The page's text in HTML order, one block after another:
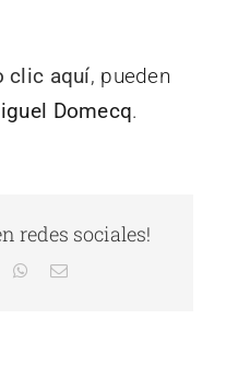
clic aquí, pueden
Domecq.
redes sociales!
WhatsApp
Correo